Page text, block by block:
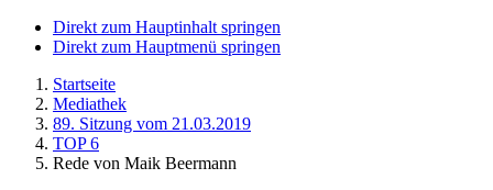
Direkt zum Hauptinhalt springen
Direkt zum Hauptmenü springen
Startseite
Mediathek
89. Sitzung vom 21.03.2019
TOP 6
Rede von Maik Beermann